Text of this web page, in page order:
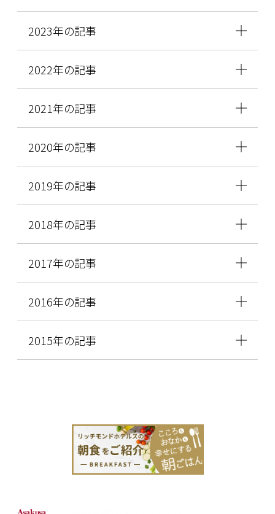
2023年の記事
2022年の記事
2021年の記事
2020年の記事
2019年の記事
2018年の記事
2017年の記事
2016年の記事
2015年の記事